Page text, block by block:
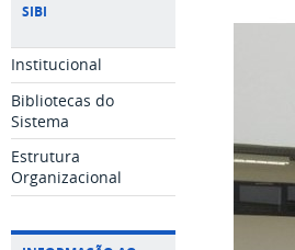
SIBI
Institucional
Bibliotecas do
Sistema
Estrutura
Organizacional